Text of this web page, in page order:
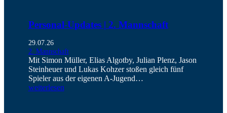
Personal-Updates | 2. Mannschaft
29.07.26
2. Mannschaft
Mit Simon Müller, Elias Algotby, Julian Plenz, Jason
Steinheuer und Lukas Kohzer stoßen gleich fünf
Spieler aus der eigenen A-Jugend…
weiterlesen